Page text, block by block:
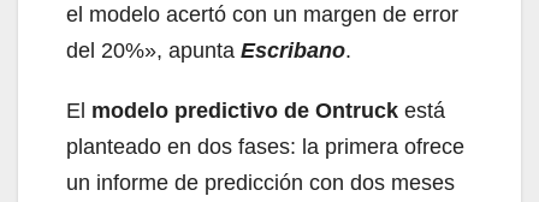
el modelo acertó con un margen de error
del 20%», apunta Escribano.
El modelo predictivo de Ontruck está
planteado en dos fases: la primera ofrece
un informe de predicción con dos meses